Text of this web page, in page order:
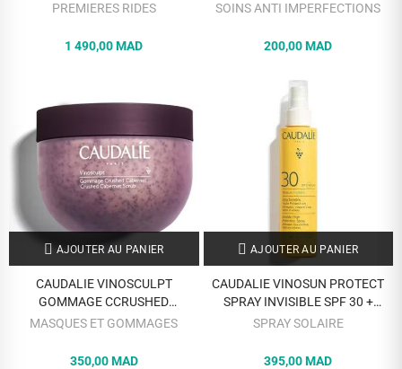
PREMIERES RIDES
1 490,00 MAD
SOINS ANTI IMPERFECTIONS
200,00 MAD
AJOUTER AU PANIER
CAUDALIE VINOSCULPT
GOMMAGE CCRUSHED
CABERNET 200 G
MASQUES ET GOMMAGES
350,00 MAD
AJOUTER AU PANIER
CAUDALIE VINOSUN PROTECT
SPRAY INVISIBLE SPF 30 +
150ML
SPRAY SOLAIRE
395,00 MAD